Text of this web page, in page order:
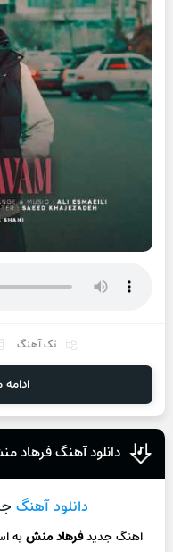
تک آهنگ
دانلود آهنگ فرهاد
دانلود آهنگ
اهنگ جدیدفرهاد منشبه